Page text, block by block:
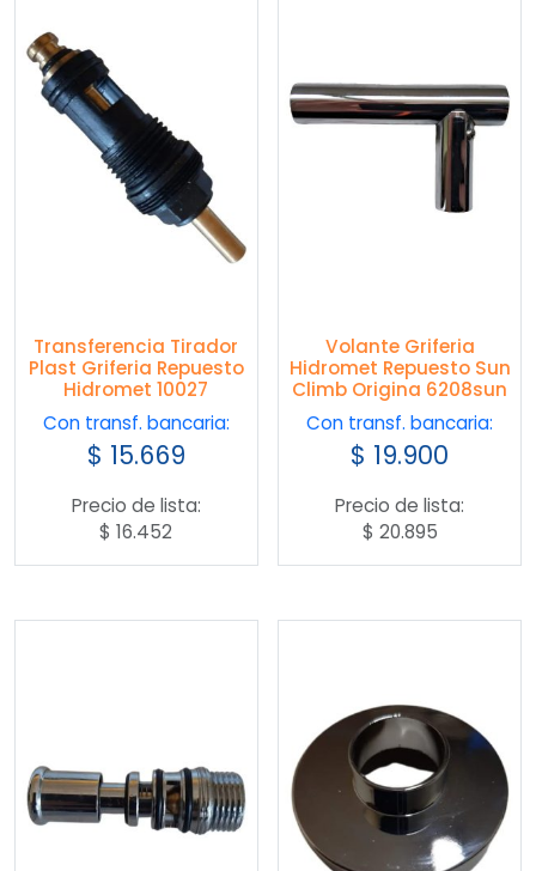
Transferencia Tirador
Plast Griferia Repuesto
Hidromet 10027
Con transf. bancaria:
$ 15.669
Precio de lista:
$ 16.452
Volante Griferia
Hidromet Repuesto Sun
Climb Origina 6208sun
Con transf. bancaria:
$ 19.900
Precio de lista:
$ 20.895